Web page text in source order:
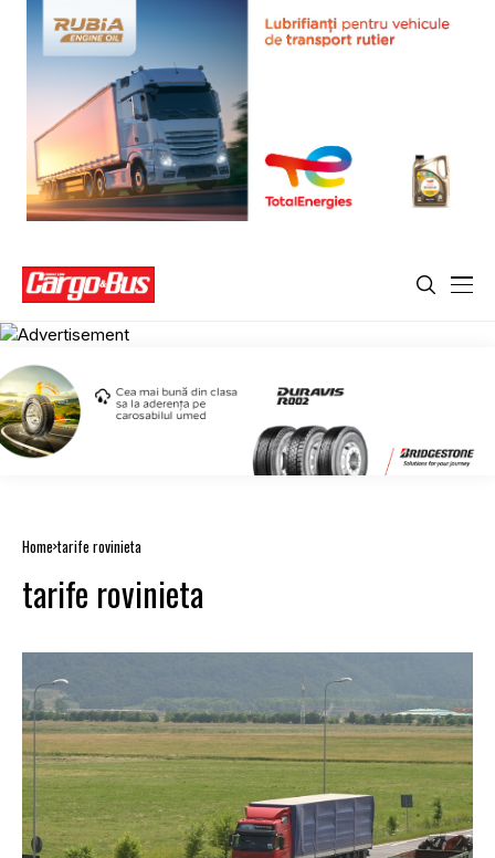
Home tarife rovinieta
tarife rovinieta